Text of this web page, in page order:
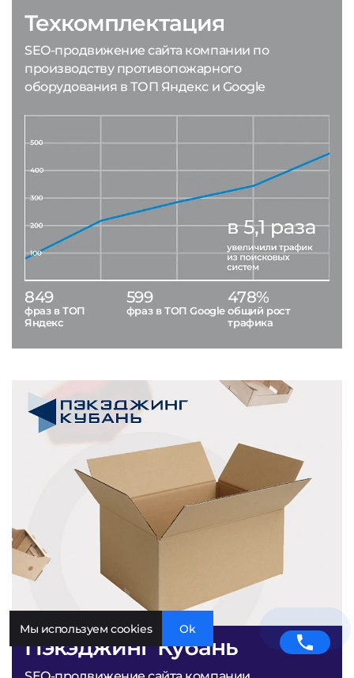
Пэкэджинг Кубань
Техкомплектация
SEO-продвижение сайта компании по
производству противопожарного
оборудования в ТОП Яндекс и Google
849
фраз в ТОП
Яндекс
599
фраз в ТОП Google
478%
общий рост
трафика
Мы используем cookies Ok